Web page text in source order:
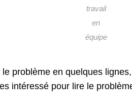
travail
en
équipe
problème en quelques
intéressé pour lire le